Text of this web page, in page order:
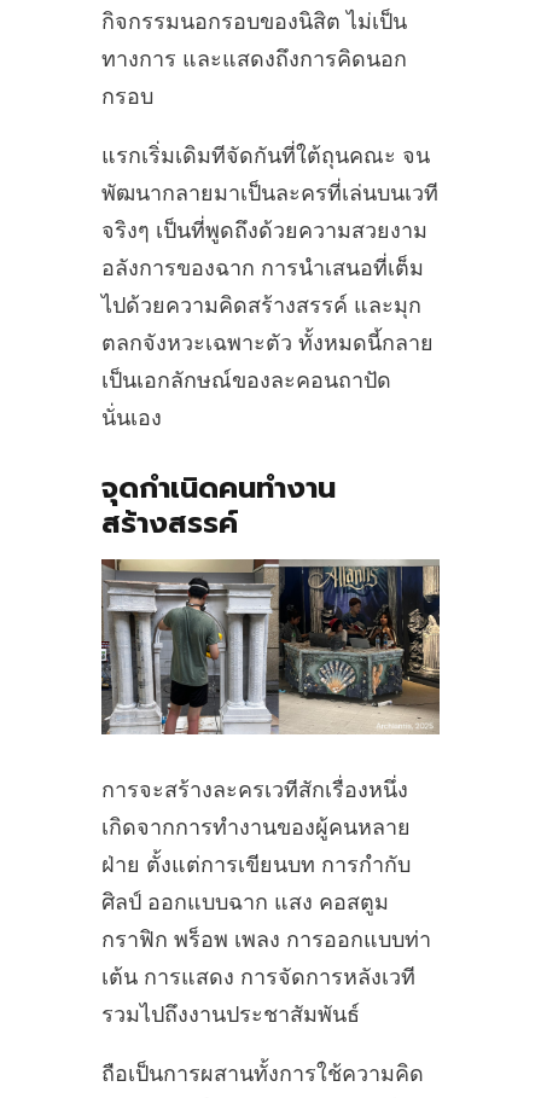
กิจกรรมนอกรอบของนิสิต ไม่เป็น
ทางการ และแสดงถึงการคิดนอก
กรอบ
แรกเริ่มเดิมทีจัดกันที่ใต้ถุนคณะ จน
พัฒนากลายมาเป็นละครที่เล่นบนเวที
จริงๆ เป็นที่พูดถึงด้วยความสวยงาม
อลังการของฉาก การนำเสนอที่เต็ม
ไปด้วยความคิดสร้างสรรค์ และมุก
ตลกจังหวะเฉพาะตัว ทั้งหมดนี้กลาย
เป็นเอกลักษณ์ของละคอนถาปัด
นั่นเอง
จุดกำเนิดคนทำงาน
สร้างสรรค์
การจะสร้างละครเวทีสักเรื่องหนึ่ง
เกิดจากการทำงานของผู้คนหลาย
ฝ่าย ตั้งแต่การเขียนบท การกำกับ
ศิลป์ ออกแบบฉาก แสง คอสตูม
กราฟิก พร็อพ เพลง การออกแบบท่า
เต้น การแสดง การจัดการหลังเวที
รวมไปถึงงานประชาสัมพันธ์
ถือเป็นการผสานทั้งการใช้ความคิด